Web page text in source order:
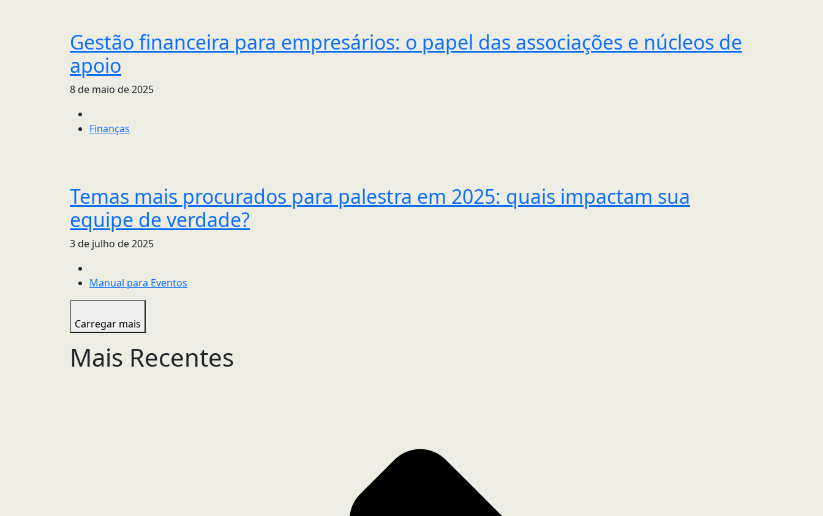
Gestão financeira para empresários: o papel das associações e núcleos de
apoio
8 de maio de 2025
Finanças
Temas mais procurados para palestra em 2025: quais impactam sua
equipe de verdade?
3 de julho de 2025
Manual para Eventos
Carregar mais
Mais Recentes